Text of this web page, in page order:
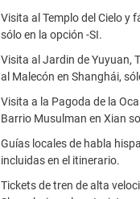
Visita al Templo del Cielo y
sólo en la opción -SI.
Visita al Jardin de Yuyuan,
al Malecón en Shanghái,
Visita a la Pagoda de la
Barrio Musulman en Xian
Guías locales de habla
incluidas en el itinerario.
Tickets de tren de alta